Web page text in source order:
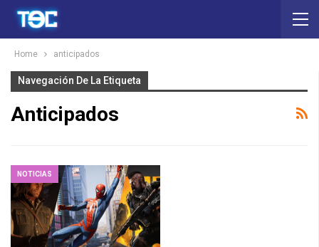
Home anticipados
Navegación De La Etiqueta
Anticipados
NOTICIAS